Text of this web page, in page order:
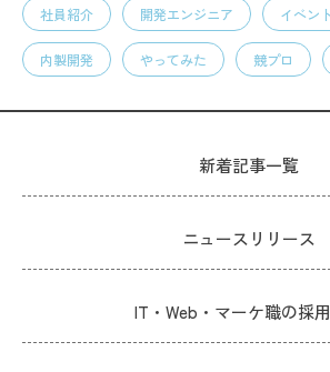
社員紹介 開発エンジニア イベン
内製開発 やってみた 競プロ
新着記事一覧
ニュースリリース
IT・Web・マーケ職の採